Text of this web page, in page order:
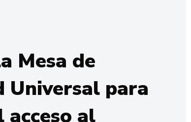
Mesa de
Universal para
al